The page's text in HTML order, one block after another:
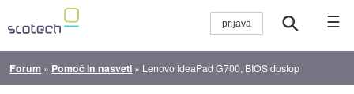
☰
Forum » Pomoč in nasveti » Lenovo IdeaPad G700, BIOS dostop